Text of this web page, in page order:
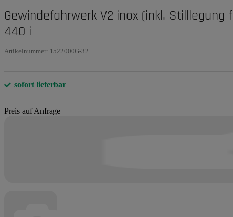
Gewindefahrwerk V2 inox (inkl. Stilllegung
440 i
Artikelnummer: 1522000G-32
sofort lieferbar
Preis auf Anfrage